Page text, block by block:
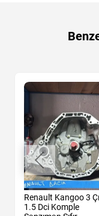
Renault Kangoo 3
1.5 Dci Komple